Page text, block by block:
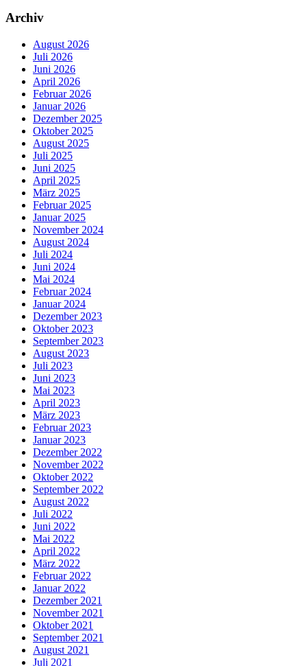
Archiv
August 2026
Juli 2026
Juni 2026
April 2026
Februar 2026
Januar 2026
Dezember 2025
Oktober 2025
August 2025
Juli 2025
Juni 2025
April 2025
März 2025
Februar 2025
Januar 2025
November 2024
August 2024
Juli 2024
Juni 2024
Mai 2024
Februar 2024
Januar 2024
Dezember 2023
Oktober 2023
September 2023
August 2023
Juli 2023
Juni 2023
Mai 2023
April 2023
März 2023
Februar 2023
Januar 2023
Dezember 2022
November 2022
Oktober 2022
September 2022
August 2022
Juli 2022
Juni 2022
Mai 2022
April 2022
März 2022
Februar 2022
Januar 2022
Dezember 2021
November 2021
Oktober 2021
September 2021
August 2021
Juli 2021